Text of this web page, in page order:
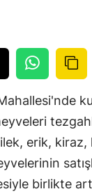
erik, kiraz,
birlikte